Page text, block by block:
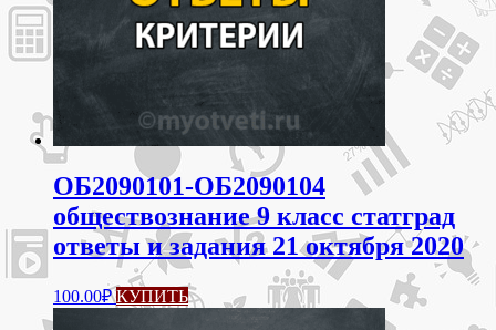
ОБ2090101-ОБ2090104
обществознание 9 класс статград
ответы и задания 21 октября 2020
100.00₽ КУПИТЬ